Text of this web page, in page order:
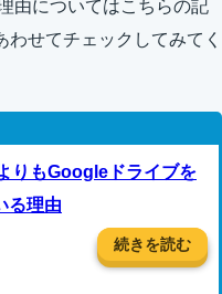
由についてはこちらの記
せてチェックしてみてく
りもGoogleドライブを
る理由
続きを読む